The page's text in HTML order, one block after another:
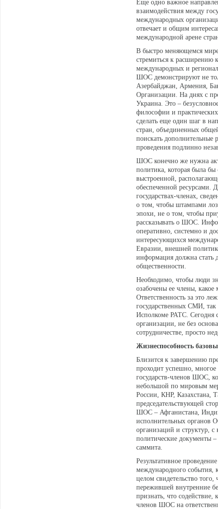
Еще одно важное
взаимодействия между
международных
отвечает и общим
международной арене
В быстро меняющемся
стремиться к расширению
международных и
ШОС демонстрируют не
Азербайджан, Армения,
Организации. На днях с
Украина. Это –
философии и
сделать еще один шаг в
стран, объединенных
поискать дополнительные
проведения подлинно
ШОС конечно же нужна
политика, которая была
выстроенной,
обеспеченной
государствах-членах,
о том, чтобы штампами
эпохи, не о том, чтобы
рассказывать о ШОС.
оперативно, системно и
интересующихся
Евразии, внешней
информация должна стать
общественности.
Необходимо, чтобы люди
озабочены ее члены,
Ответственность за это
государственных СМИ,
Исполкоме РАТС. Сегодня
организации, не без
сотрудничестве, просто
Жизнеспособность
Близится к завершению
проходит успешно, многое
государств-членов ШОС,
небольшой по мировым
России, КНР, Казахстана,
председательствующей
ШОС – Афганистана,
исполнительных
организаций и структур,
политические документы
саммита.
Результативное
международного события,
целом свидетельство того,
пережившей внутренние
признать, что содействие,
членов ШОС на